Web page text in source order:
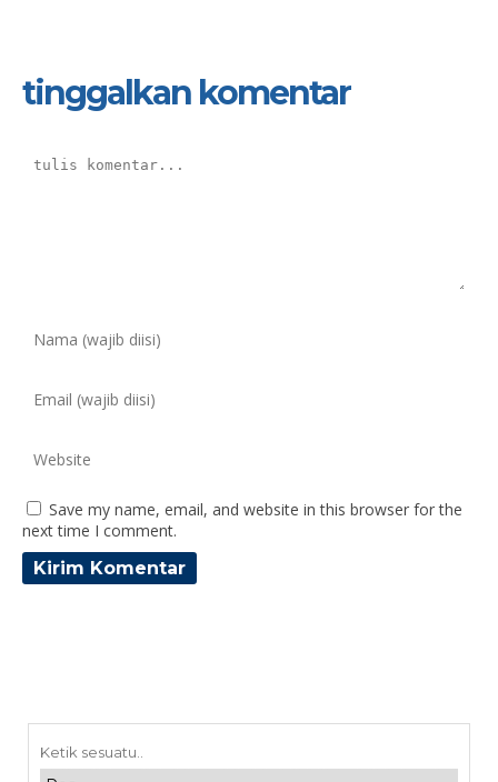
tinggalkan komentar
Save my name, email, and website in this browser for the
next time I comment.